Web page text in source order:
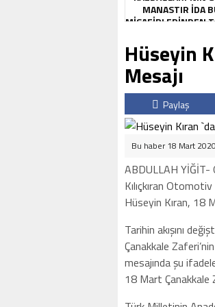
MANASTIR İDA
MISAFIRLERINDEN
Hüseyin
Mesajı
Paylaş
Bu haber 18 Mart
ABDULLAH YİĞİT-
Kılıçkıran
Hüseyin Kıran, 18
Tarihin akışını
Çanakkale
mesajında şu
18 Mart Çanakkale